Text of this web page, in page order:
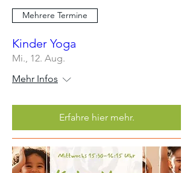
Mehrere Termine
Kinder Yoga
Mi., 12. Aug.
Mehr Infos
Erfahre hier mehr.